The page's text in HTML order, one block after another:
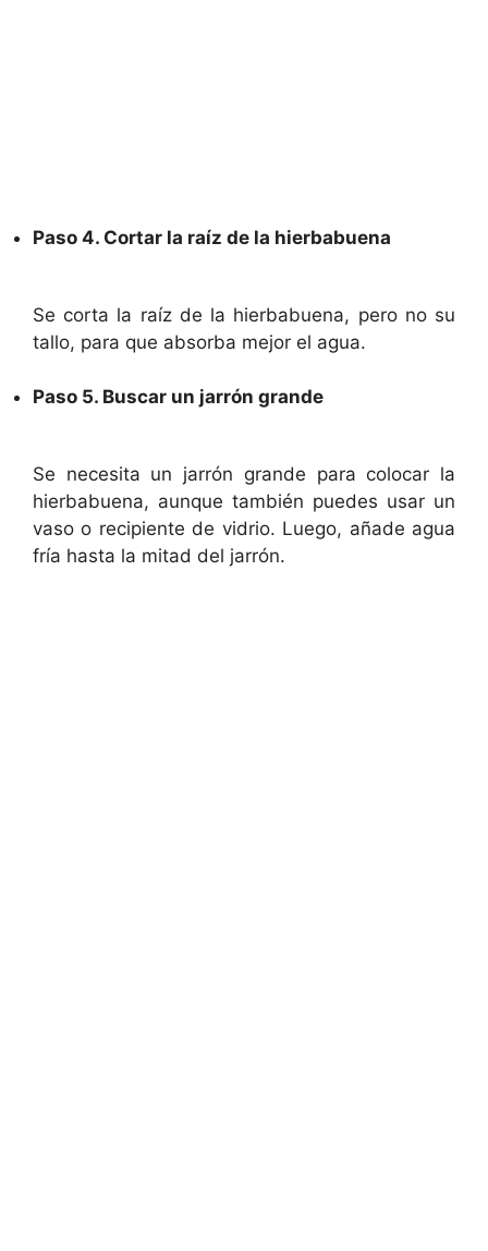
Paso 4. Cortar la raíz de la hierbabuena
Se corta la raíz de la hierbabuena, pero no su
tallo, para que absorba mejor el agua.
Paso 5. Buscar un jarrón grande
Se necesita un jarrón grande para colocar la
hierbabuena, aunque también puedes usar un
vaso o recipiente de vidrio. Luego, añade agua
fría hasta la mitad del jarrón.